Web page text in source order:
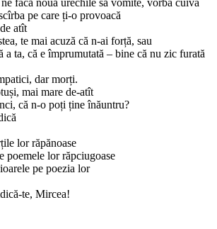
facă nouă urechile să vomite, vorba cuiva
pe care ți-o provoacă
atît
te mai acuză că n-ai forță, sau
a ta, că e împrumutată – bine că nu zic furată
dar morți.
mai mare de-atît
că n-o poți ține înăuntru?
lor răpănoase
lor răpciugoase
pe poezia lor
te, Mircea!